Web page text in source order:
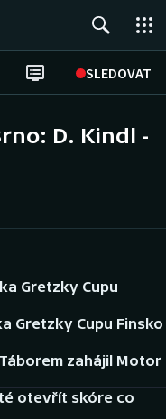
SLEDOVAT
D. Kindl -
Gretzky Cupu
Gretzky Cupu Finsko
zahájil Motor
otevřít skóre co